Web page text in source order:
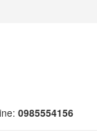
0985554156